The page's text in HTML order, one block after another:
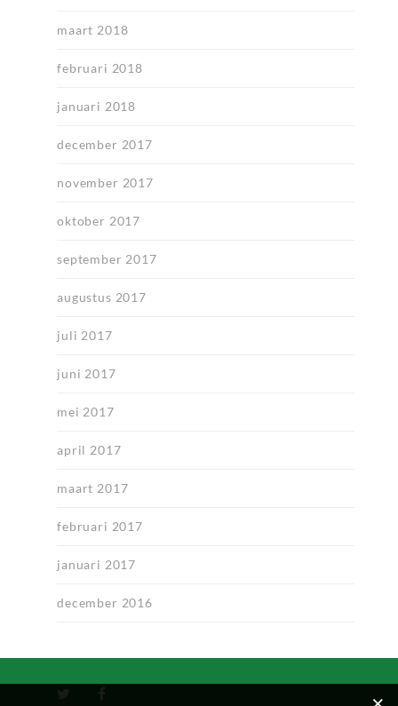
maart 2018
februari 2018
januari 2018
december 2017
november 2017
oktober 2017
september 2017
augustus 2017
juli 2017
juni 2017
mei 2017
april 2017
maart 2017
februari 2017
januari 2017
december 2016